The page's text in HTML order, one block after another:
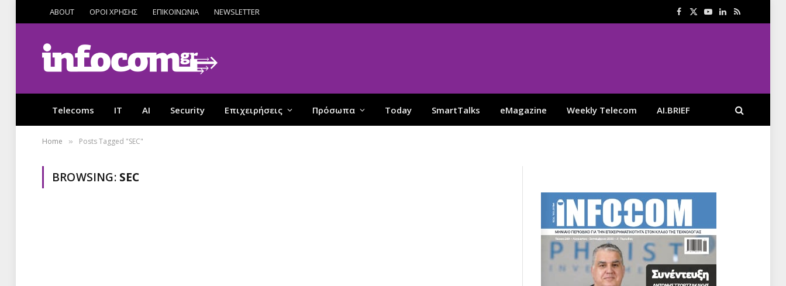
ABOUT ΟΡΟΙ ΧΡΗΣΗΣ ΕΠΙΚΟΙΝΩΝΙΑ NEWSLETTER Facebook
X
YouTube
LinkedIn
RSS
Telecoms IT AI Security Επιχειρήσεις Πρόσωπα Today SmartTalks eMagazine Weekly Telecom AI.BRIEF
Home » Posts Tagged "SEC"
BROWSING: SEC